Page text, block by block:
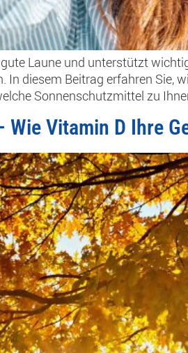
Laune und unterstützt
In diesem Beitrag erfahren Sie,
Sonnenschutzmittel zu
Wie Vitamin D Ihre